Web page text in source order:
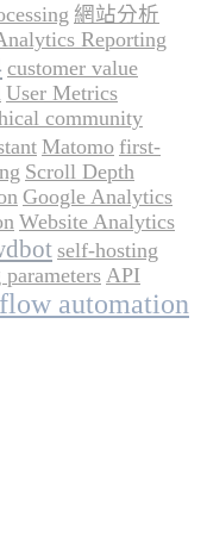
網站分析
Reporting
customer value
User Metrics
community
Matomo first-
Scroll Depth
Google Analytics
Website Analytics
self-hosting
API
automation